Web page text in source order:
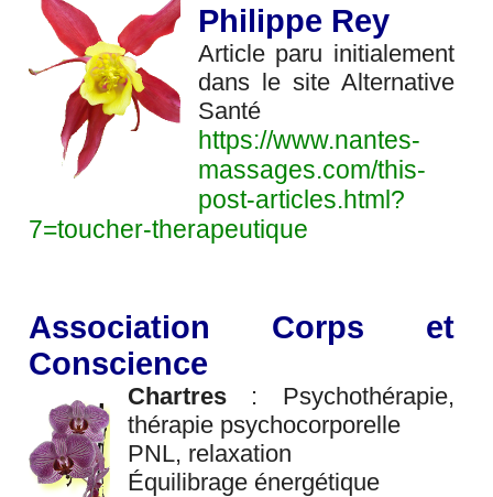
Philippe Rey
Article paru initialement
dans le site Alternative
Santé
https://www.nantes-
massages.com/this-
post-articles.html?
7=toucher-therapeutique
Association Corps et
Conscience
Chartres: Psychothérapie,
thérapie psychocorporelle
PNL, relaxation
Équilibrage énergétique